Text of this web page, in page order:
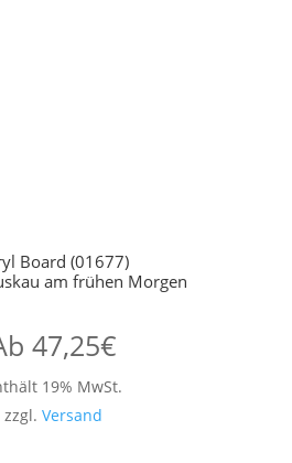
Board (01677)
am frühen Morgen
47,25€
19% MwSt.
zzgl. Versand